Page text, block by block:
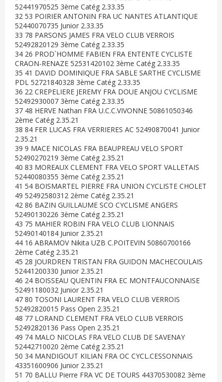
52441970525 3ème Catég 2.33.35
32 53 POIRIER ANTONIN FRA UC NANTES ATLANTIQUE
52440070735 Junior 2.33.35
33 78 PARSONS JAMES FRA VELO CLUB VERROIS
52492820129 3ème Catég 2.33.35
34 26 PROD`HOMME FABIEN FRA ENTENTE CYCLISTE
CRAON-RENAZE 52531420102 3ème Catég 2.33.35
35 41 DAVID DOMINIQUE FRA SABLE SARTHE CYCLISME
PDL 52721840328 3ème Catég 2.33.35
36 22 CREPELIERE JEREMY FRA DOUE ANJOU CYCLISME
52492930007 3ème Catég 2.33.35
37 48 HERVE Nathan FRA U.C.C.VIVONNE 50861050346
2ème Catég 2.35.21
38 84 FER LUCAS FRA VERRIERES AC 52490870041 Junior
2.35.21
39 9 MACE NICOLAS FRA BEAUPREAU VELO SPORT
52490270219 3ème Catég 2.35.21
40 83 MOREAUX CLEMENT FRA VELO SPORT VALLETAIS
52440080355 3ème Catég 2.35.21
41 54 BOISMARTEL PIERRE FRA UNION CYCLISTE CHOLET
49 52492580312 2ème Catég 2.35.21
42 86 BAZIN GUILLAUME SCO CYCLISME ANGERS
52490130226 3ème Catég 2.35.21
43 75 MAHIER ROBIN FRA VELO CLUB LIONNAIS
52490140184 Junior 2.35.21
44 16 ABRAMOV Nikita UZB C.POITEVIN 50860700166
2ème Catég 2.35.21
45 28 JOURDREN TRISTAN FRA GUIDON MACHECOULAIS
52441200330 Junior 2.35.21
46 24 BOISSEAU QUENTIN FRA EC MONTFAUCONNAISE
52491180032 Junior 2.35.21
47 80 TOSONI LAURENT FRA VELO CLUB VERROIS
52492820015 Pass Open 2.35.21
48 77 LORAND CLEMENT FRA VELO CLUB VERROIS
52492820136 Pass Open 2.35.21
49 74 MALO NICOLAS FRA VELO CLUB DE SAVENAY
52442710020 2ème Catég 2.35.21
50 34 MANDIGOUT KILIAN FRA OC CYCL.CESSONNAIS
43351600906 Junior 2.35.21
51 70 BALLU Pierre FRA VC DE TOURS 44370530082 3ème